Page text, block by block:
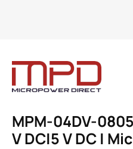
MPM-04DV-
V DC|5 V DC |